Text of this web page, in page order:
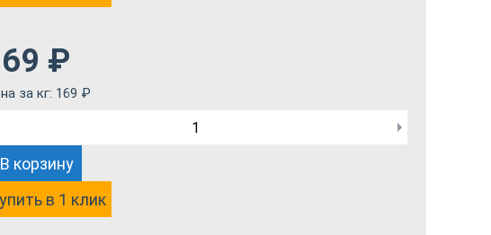
₽
за кг: 169 ₽
В корзину
в 1 клик